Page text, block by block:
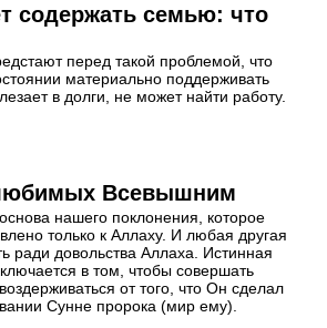
содержать семью: что
перед такой проблемой, что
материально поддерживать
в долги, не может найти работу.
Всевышним
нашего поклонения, которое
только к Аллаху. И любая другая
ради довольства Аллаха. Истинная
в том, чтобы совершать
от того, что Он сделал
Сунне пророка (мир ему).